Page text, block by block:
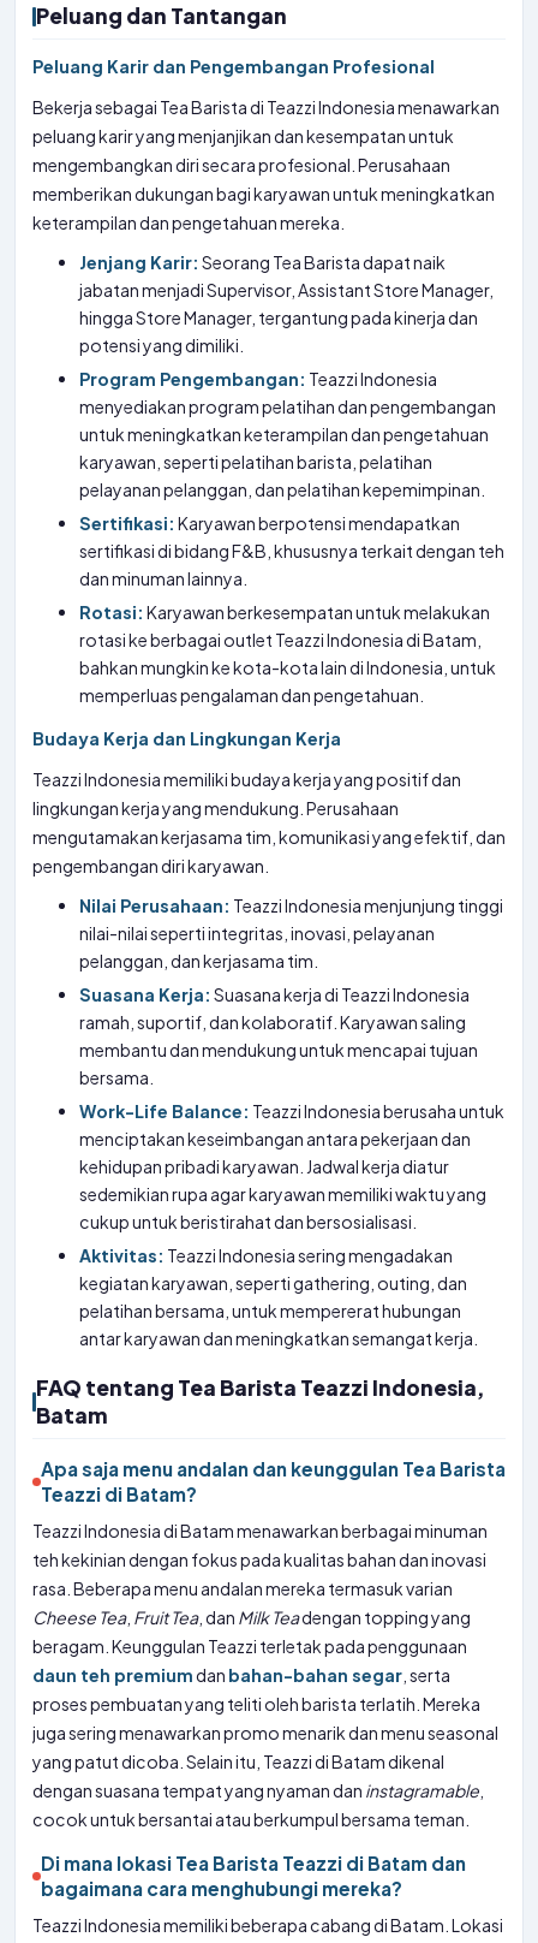
Peluang dan Tantangan
Peluang Karir dan Pengembangan Profesional
Bekerja sebagai Tea Barista di Teazzi Indonesia menawarkan
peluang karir yang menjanjikan dan kesempatan untuk
mengembangkan diri secara profesional. Perusahaan
memberikan dukungan bagi karyawan untuk meningkatkan
keterampilan dan pengetahuan mereka.
Jenjang Karir: Seorang Tea Barista dapat naik
jabatan menjadi Supervisor, Assistant Store Manager,
hingga Store Manager, tergantung pada kinerja dan
potensi yang dimiliki.
Program Pengembangan: Teazzi Indonesia
menyediakan program pelatihan dan pengembangan
untuk meningkatkan keterampilan dan pengetahuan
karyawan, seperti pelatihan barista, pelatihan
pelayanan pelanggan, dan pelatihan kepemimpinan.
Sertifikasi: Karyawan berpotensi mendapatkan
sertifikasi di bidang F&B, khususnya terkait dengan teh
dan minuman lainnya.
Rotasi: Karyawan berkesempatan untuk melakukan
rotasi ke berbagai outlet Teazzi Indonesia di Batam,
bahkan mungkin ke kota-kota lain di Indonesia, untuk
memperluas pengalaman dan pengetahuan.
Budaya Kerja dan Lingkungan Kerja
Teazzi Indonesia memiliki budaya kerja yang positif dan
lingkungan kerja yang mendukung. Perusahaan
mengutamakan kerjasama tim, komunikasi yang efektif, dan
pengembangan diri karyawan.
Nilai Perusahaan: Teazzi Indonesia menjunjung tinggi
nilai-nilai seperti integritas, inovasi, pelayanan
pelanggan, dan kerjasama tim.
Suasana Kerja: Suasana kerja di Teazzi Indonesia
ramah, suportif, dan kolaboratif. Karyawan saling
membantu dan mendukung untuk mencapai tujuan
bersama.
Work-Life Balance: Teazzi Indonesia berusaha untuk
menciptakan keseimbangan antara pekerjaan dan
kehidupan pribadi karyawan. Jadwal kerja diatur
sedemikian rupa agar karyawan memiliki waktu yang
cukup untuk beristirahat dan bersosialisasi.
Aktivitas: Teazzi Indonesia sering mengadakan
kegiatan karyawan, seperti gathering, outing, dan
pelatihan bersama, untuk mempererat hubungan
antar karyawan dan meningkatkan semangat kerja.
FAQ tentang Tea Barista Teazzi Indonesia,
Batam
Apa saja menu andalan dan keunggulan Tea Barista
Teazzi di Batam?
Teazzi Indonesia di Batam menawarkan berbagai minuman
teh kekinian dengan fokus pada kualitas bahan dan inovasi
rasa. Beberapa menu andalan mereka termasuk varian
Cheese Tea, Fruit Tea, dan Milk Teadengan topping yang
beragam. Keunggulan Teazzi terletak pada penggunaan
daun teh premiumdan bahan-bahan segar , serta
proses pembuatan yang teliti oleh barista terlatih. Mereka
juga sering menawarkan promo menarik dan menu seasonal
yang patut dicoba. Selain itu, Teazzi di Batam dikenal
dengan suasana tempat yang nyaman dan instagramable
cocok untuk bersantai atau berkumpul bersama teman.
Di mana lokasi Tea Barista Teazzi di Batam dan
bagaimana cara menghubungi mereka?
Teazzi Indonesia memiliki beberapa cabang di Batam. Lokasi